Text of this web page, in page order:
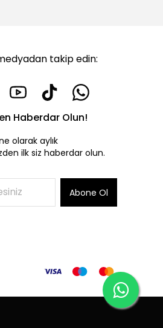
takip edin:
Haberdar Olun!
olarak aylık
ilk siz haberdar olun.
Abone Ol